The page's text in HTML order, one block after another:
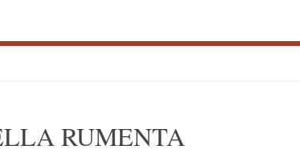
RUMENTA